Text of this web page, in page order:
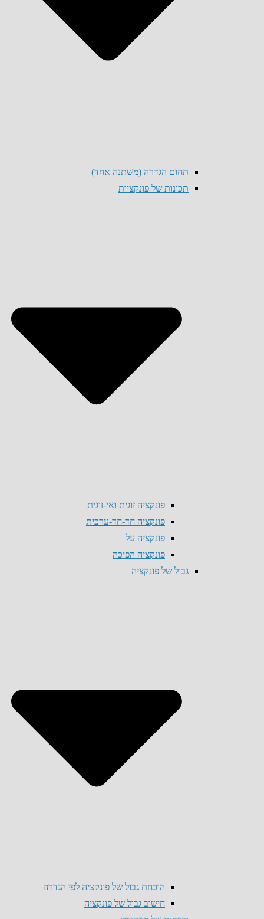
תחום הגדרה (משתנה אחד)
תכונות של פונקציות
פונקציה זוגית ואי-זוגית
פונקציה חד-חד-ערכית
פונקציה על
פונקציה הפיכה
גבול של פונקציה
הוכחת גבול של פונקציה לפי הגדרה
חישוב גבול של פונקציה